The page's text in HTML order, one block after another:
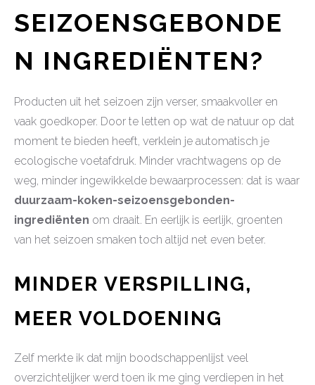
SEIZOENSGEBONDE
N INGREDIËNTEN?
Producten uit het seizoen zijn verser, smaakvoller en
vaak goedkoper. Door te letten op wat de natuur op dat
moment te bieden heeft, verklein je automatisch je
ecologische voetafdruk. Minder vrachtwagens op de
weg, minder ingewikkelde bewaarprocessen: dat is waar
duurzaam-koken-seizoensgebonden-
ingrediënten om draait. En eerlijk is eerlijk, groenten
van het seizoen smaken toch altijd net even beter.
MINDER VERSPILLING,
MEER VOLDOENING
Zelf merkte ik dat mijn boodschappenlijst veel
overzichtelijker werd toen ik me ging verdiepen in het